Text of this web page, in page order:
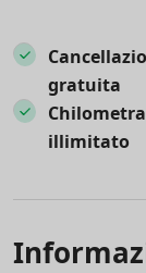
gratuita
illimitato